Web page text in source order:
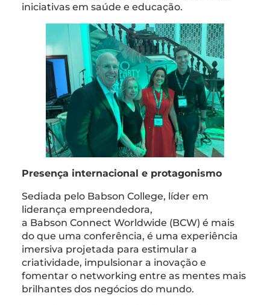
iniciativas em saúde e educação.
Presença internacional e protagonismo
Sediada pelo Babson College, líder em
liderança empreendedora,
a Babson Connect Worldwide (BCW) é mais
do que uma conferência, é uma experiência
imersiva projetada para estimular a
criatividade, impulsionar a inovação e
fomentar o networking entre as mentes mais
brilhantes dos negócios do mundo.